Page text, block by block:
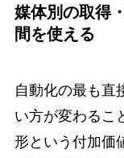
媒体別の取得
間を使える
自動化の最も直
い方が変わるこ
形という付加価